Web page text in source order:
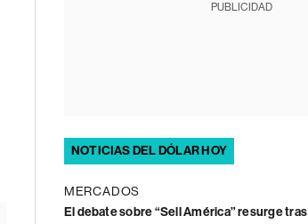
PUBLICIDAD
NOTICIAS DEL DÓLAR HOY
MERCADOS
El debate sobre “Sell América” resurge tras